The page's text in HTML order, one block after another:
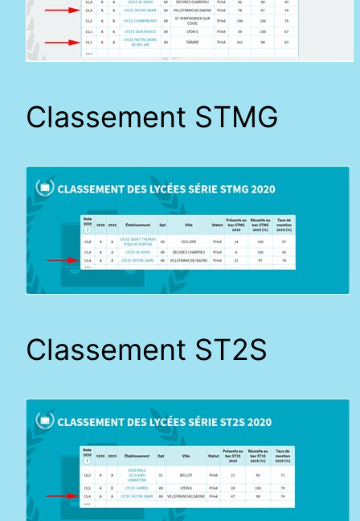
Classement STMG
Classement ST2S